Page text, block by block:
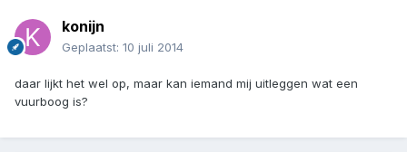
konijn
Geplaatst: 10 juli 2014
daar lijkt het wel op, maar kan iemand mij uitleggen wat een
vuurboog is?